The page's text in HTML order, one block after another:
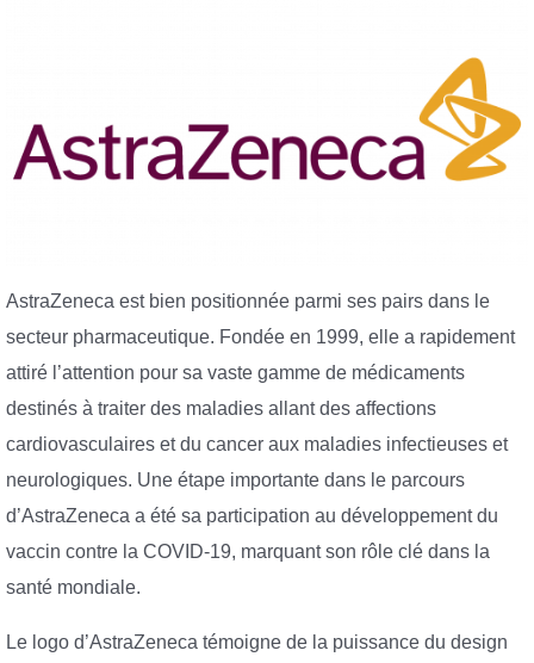
AstraZeneca est bien positionnée parmi ses pairs dans le
secteur pharmaceutique. Fondée en 1999, elle a rapidement
attiré l’attention pour sa vaste gamme de médicaments
destinés à traiter des maladies allant des affections
cardiovasculaires et du cancer aux maladies infectieuses et
neurologiques. Une étape importante dans le parcours
d’AstraZeneca a été sa participation au développement du
vaccin contre la COVID-19, marquant son rôle clé dans la
santé mondiale.
Le logo d’AstraZeneca témoigne de la puissance du design